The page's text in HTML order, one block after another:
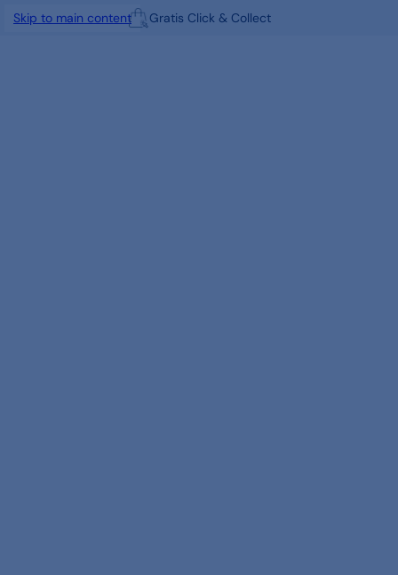
Skip to main content Gratis Click & Collect